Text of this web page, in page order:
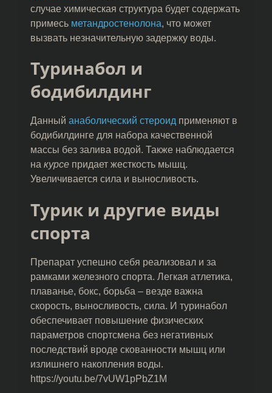
случае химическая структура будет содержать
примесь метандростенолона, что может
вызвать незначительную задержку воды.
Туринабол и
бодибилдинг
Данный анаболический стероид применяют в
бодибилдинге для набора качественной
массы без залива водой. Также наблюдается
на курсе придает жесткость мышц.
Увеличивается сила и выносливость.
Турик и другие виды
спорта
Препарат успешно себя реализовал и за
рамками железного спорта. Легкая атлетика,
плаванье, бокс, борьба – везде важна
скорость, выносливость, сила. И туринабол
обеспечивает повышение физических
параметров спортсмена без негативных
последствий вроде скованности мышц или
излишнего накопления воды.
https://youtu.be/7vUW1pPbZ1M